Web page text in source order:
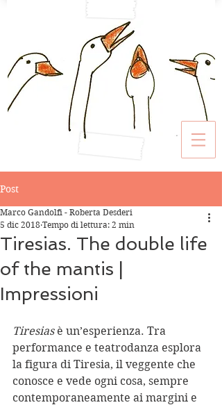
Post
Tiresias. The double life
of the mantis |
Impressioni
Marco Gandolfi - Roberta Desderi
5 dic 2018 Tempo di lettura: 2 min
Tiresias è un’esperienza. Tra
performance e teatrodanza esplora
la figura di Tiresia, il veggente che
conosce e vede ogni cosa, sempre
contemporaneamente ai margini e